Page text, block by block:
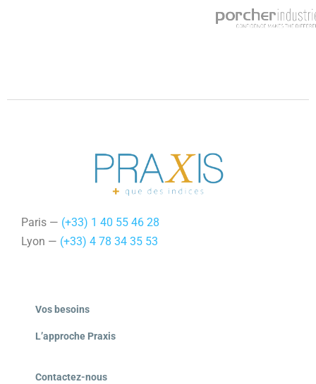
Paris — (+33) 1 40 55 46 28
Lyon — (+33) 4 78 34 35 53
Vos besoins
L’approche Praxis
Contactez-nous